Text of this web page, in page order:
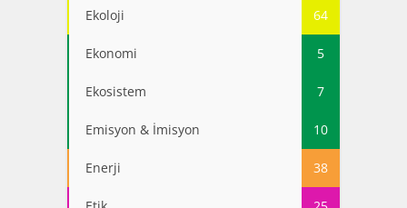
Ekoloji 64
Ekonomi 5
Ekosistem 7
Emisyon & İmisyon 10
Enerji 38